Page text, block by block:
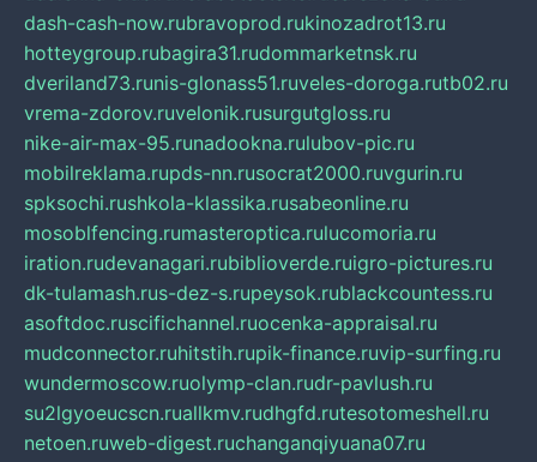
dash-cash-now.rubravoprod.rukinozadrot13.ru
hotteygroup.rubagira31.rudommarketnsk.ru
dveriland73.runis-glonass51.ruveles-doroga.rutb02.ru
vrema-zdorov.ruvelonik.rusurgutgloss.ru
nike-air-max-95.runadookna.rulubov-pic.ru
mobilreklama.rupds-nn.rusocrat2000.ruvgurin.ru
spksochi.rushkola-klassika.rusabeonline.ru
mosoblfencing.rumasteroptica.rulucomoria.ru
iration.rudevanagari.rubiblioverde.ruigro-pictures.ru
dk-tulamash.rus-dez-s.rupeysok.rublackcountess.ru
asoftdoc.ruscifichannel.ruocenka-appraisal.ru
mudconnector.ruhitstih.rupik-finance.ruvip-surfing.ru
wundermoscow.ruolymp-clan.rudr-pavlush.ru
su2lgyoeucscn.ruallkmv.rudhgfd.rutesotomeshell.ru
netoen.ruweb-digest.ruchanganqiyuana07.ru